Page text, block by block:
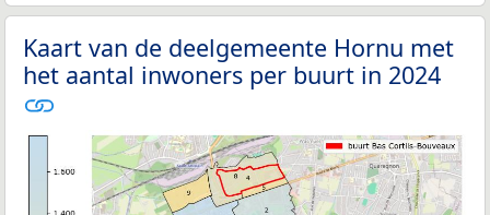
Kaart van de deelgemeente Hornu met
het aantal inwoners per buurt in 2024